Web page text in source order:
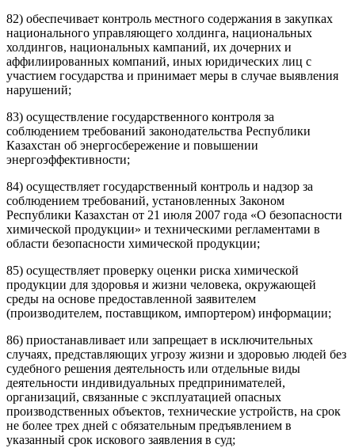
82) обеспечивает контроль местного содержания в закупках
национального управляющего холдинга, национальных
холдингов, национальных кампаний, их дочерних и
аффилиированных компаний, иных юридических лиц с
участием государства и принимает меры в случае выявления
нарушений;
83) осуществление государственного контроля за
соблюдением требований законодательства Республики
Казахстан об энергосбережение и повышении
энергоэффективности;
84) осуществляет государственный контроль и надзор за
соблюдением требований, установленных Законом
Республики Казахстан от 21 июля 2007 года «О безопасности
химической продукции» и техническими регламентами в
области безопасности химической продукции;
85) осуществляет проверку оценки риска химической
продукции для здоровья и жизни человека, окружающей
среды на основе предоставленной заявителем
(производителем, поставщиком, импортером) информации;
86) приостанавливает или запрещает в исключительных
случаях, представляющих угрозу жизни и здоровью людей без
судебного решения деятельность или отдельные виды
деятельности индивидуальных предпринимателей,
организаций, связанные с эксплуатацией опасных
производственных объектов, технические устройств, на срок
не более трех дней с обязательным предъявлением в
указанный срок искового заявления в суд;